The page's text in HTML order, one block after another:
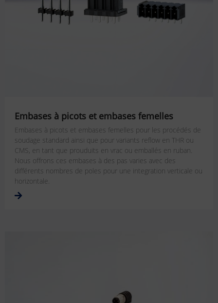
Embases à picots et embases femelles
Embases à picots et embases femelles pour les procédés de
soudage standard ainsi que pour variants reflow en THR ou
CMS, en tant que prouduits en vrac ou emballés en ruban.
Nous offrons ces embases à des pas varies avec des
différents nombres de poles pour une integration verticale ou
horizontale.